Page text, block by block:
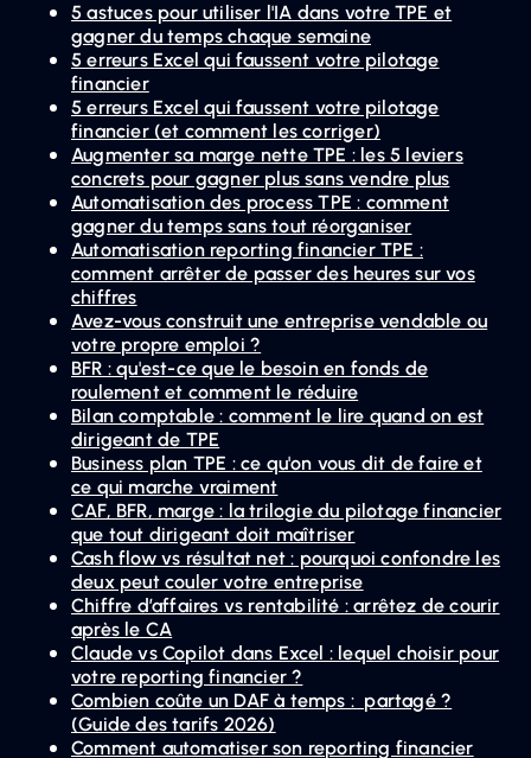
5 astuces pour utiliser l'IA dans votre TPE et
gagner du temps chaque semaine
5 erreurs Excel qui faussent votre pilotage
financier
5 erreurs Excel qui faussent votre pilotage
financier (et comment les corriger)
Augmenter sa marge nette TPE : les 5 leviers
concrets pour gagner plus sans vendre plus
Automatisation des process TPE : comment
gagner du temps sans tout réorganiser
Automatisation reporting financier TPE :
comment arrêter de passer des heures sur vos
chiffres
Avez-vous construit une entreprise vendable ou
votre propre emploi ?
BFR : qu'est-ce que le besoin en fonds de
roulement et comment le réduire
Bilan comptable : comment le lire quand on est
dirigeant de TPE
Business plan TPE : ce qu'on vous dit de faire et
ce qui marche vraiment
CAF, BFR, marge : la trilogie du pilotage financier
que tout dirigeant doit maîtriser
Cash flow vs résultat net : pourquoi confondre les
deux peut couler votre entreprise
Chiffre d’affaires vs rentabilité : arrêtez de courir
après le CA
Claude vs Copilot dans Excel : lequel choisir pour
votre reporting financier ?
Combien coûte un DAF à temps : partagé ?
(Guide des tarifs 2026)
Comment automatiser son reporting financier